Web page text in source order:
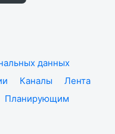
данных
Каналы
Лента
Планирующим